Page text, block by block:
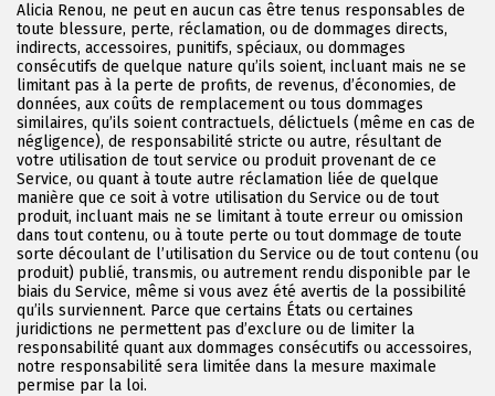
Alicia Renou, ne peut en aucun cas être tenus responsables de
toute blessure, perte, réclamation, ou de dommages directs,
indirects, accessoires, punitifs, spéciaux, ou dommages
consécutifs de quelque nature qu’ils soient, incluant mais ne se
limitant pas à la perte de profits, de revenus, d’économies, de
données, aux coûts de remplacement ou tous dommages
similaires, qu’ils soient contractuels, délictuels (même en cas de
négligence), de responsabilité stricte ou autre, résultant de
votre utilisation de tout service ou produit provenant de ce
Service, ou quant à toute autre réclamation liée de quelque
manière que ce soit à votre utilisation du Service ou de tout
produit, incluant mais ne se limitant à toute erreur ou omission
dans tout contenu, ou à toute perte ou tout dommage de toute
sorte découlant de l’utilisation du Service ou de tout contenu (ou
produit) publié, transmis, ou autrement rendu disponible par le
biais du Service, même si vous avez été avertis de la possibilité
qu’ils surviennent. Parce que certains États ou certaines
juridictions ne permettent pas d’exclure ou de limiter la
responsabilité quant aux dommages consécutifs ou accessoires,
notre responsabilité sera limitée dans la mesure maximale
permise par la loi.